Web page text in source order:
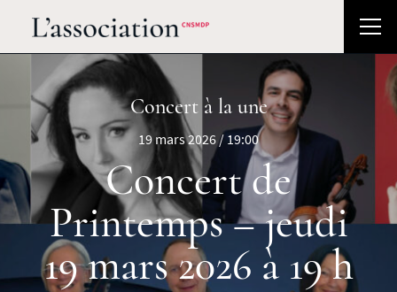
Concert à la une
19 mars 2026 / 19:00
Concert de
Printemps – jeudi
19 mars 2026 à 19 h